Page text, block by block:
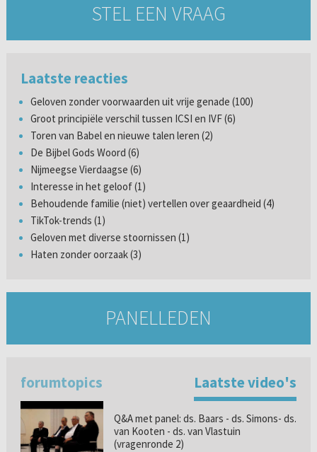
STEL EEN VRAAG
Laatste reacties
Geloven zonder voorwaarden uit vrije genade (100)
Groot principiële verschil tussen ICSI en IVF (6)
Toren van Babel en nieuwe talen leren (2)
De Bijbel Gods Woord (6)
Nijmeegse Vierdaagse (6)
Interesse in het geloof (1)
Behoudende familie (niet) vertellen over geaardheid (4)
TikTok-trends (1)
Geloven met diverse stoornissen (1)
Haten zonder oorzaak (3)
PANELLEDEN
forumtopics Laatste video's
Q&A met panel: ds. Baars - ds. Simons- ds.
van Kooten - ds. van Vlastuin
(vragenronde 2)